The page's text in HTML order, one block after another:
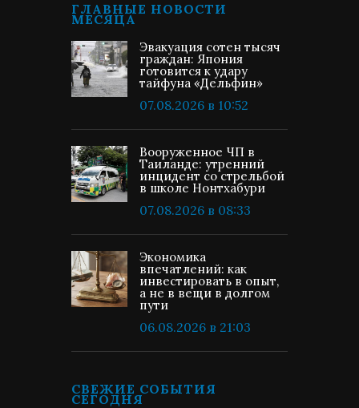
ГЛАВНЫЕ НОВОСТИ
МЕСЯЦА
Эвакуация сотен тысяч
граждан: Япония
готовится к удару
тайфуна «Дельфин»
07.08.2026 в 10:52
Вооруженное ЧП в
Таиланде: утренний
инцидент со стрельбой
в школе Нонтхабури
07.08.2026 в 08:33
Экономика
впечатлений: как
инвестировать в опыт,
а не в вещи в долгом
пути
06.08.2026 в 21:03
СВЕЖИЕ СОБЫТИЯ
СЕГОДНЯ